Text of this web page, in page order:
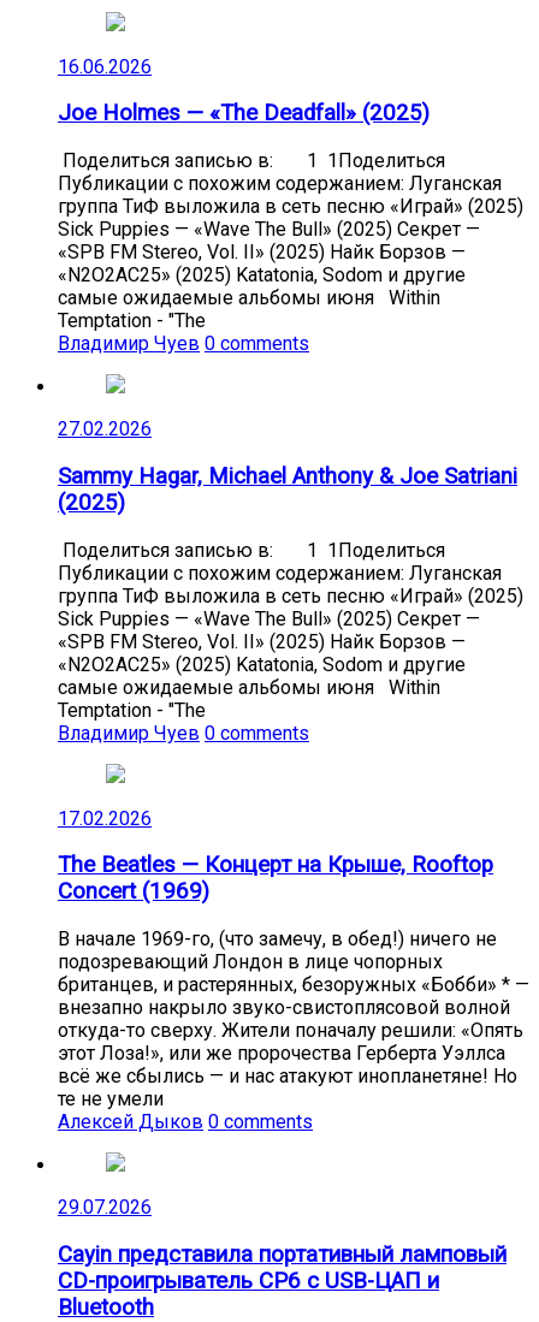
16.06.2026
Joe Holmes — «The Deadfall» (2025)
Поделиться записью в: 1 1Поделиться
Публикации с похожим содержанием: Луганская
группа ТиФ выложила в сеть песню «Играй» (2025)
Sick Puppies — «Wave The Bull» (2025) Секрет —
«SPB FM Stereo, Vol. II» (2025) Найк Борзов —
«N2O2AC25» (2025) Katatonia, Sodom и другие
самые ожидаемые альбомы июня Within
Temptation - "The
Владимир Чуев 0 comments
27.02.2026
Sammy Hagar, Michael Anthony & Joe Satriani
(2025)
Поделиться записью в: 1 1Поделиться
Публикации с похожим содержанием: Луганская
группа ТиФ выложила в сеть песню «Играй» (2025)
Sick Puppies — «Wave The Bull» (2025) Секрет —
«SPB FM Stereo, Vol. II» (2025) Найк Борзов —
«N2O2AC25» (2025) Katatonia, Sodom и другие
самые ожидаемые альбомы июня Within
Temptation - "The
Владимир Чуев 0 comments
17.02.2026
The Beatles — Концерт на Крыше, Rooftop
Concert (1969)
В начале 1969-го, (что замечу, в обед!) ничего не
подозревающий Лондон в лице чопорных
британцев, и растерянных, безоружных «Бобби» * —
внезапно накрыло звуко-свистоплясовой волной
откуда-то сверху. Жители поначалу решили: «Опять
этот Лоза!», или же пророчества Герберта Уэллса
всё же сбылись — и нас атакуют инопланетяне! Но
те не умели
Алексей Дыков 0 comments
29.07.2026
Cayin представила портативный ламповый
CD-проигрыватель CP6 с USB-ЦАП и
Bluetooth